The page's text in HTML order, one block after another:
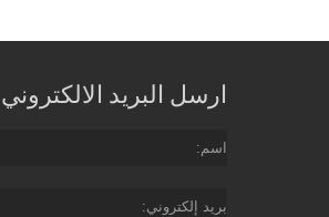
ارسل البريد الالكتروني
اسم
بريد إلكتروني